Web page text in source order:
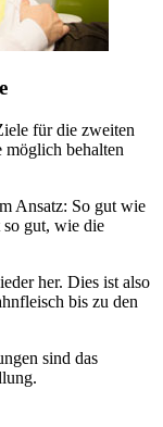
für die zweiten
möglich behalten
Ansatz: So gut wie
gut, wie die
her. Dies ist also
bis zu den
sind das